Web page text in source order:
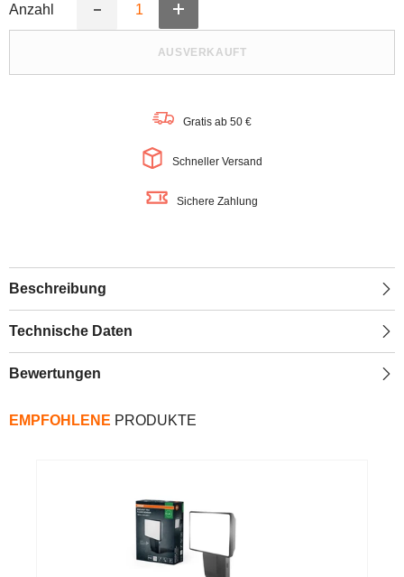
Anzahl
Verringere
die
Erhöhe
die
für
Eck-
weiß
AUSVERKAUFT
Gratis ab 50 €
Schneller Versand
Sichere Zahlung
Beschreibung
Technische Daten
Bewertungen
EMPFOHLENE PRODUKTE